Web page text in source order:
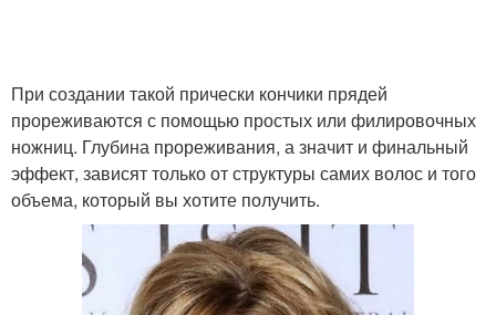
При создании такой прически кончики прядей
прореживаются с помощью простых или филировочных
ножниц. Глубина прореживания, а значит и финальный
эффект, зависят только от структуры самих волос и того
объема, который вы хотите получить.